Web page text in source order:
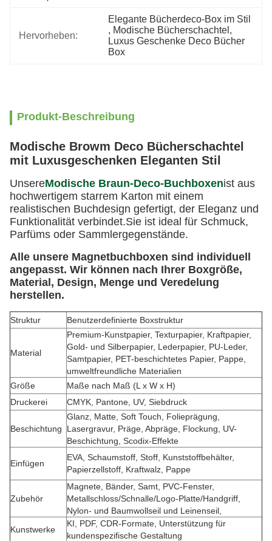
Hervorheben:
Elegante Bücherdeco-Box im Stil
, Modische Bücherschachtel ,
Luxus Geschenke Deco Bücher
Box
Produkt-Beschreibung
Modische Browm Deco Bücherschachtel
mit Luxusgeschenken Eleganten Stil
UnsereModische Braun-Deco-Buchboxenist aus
hochwertigem starrem Karton mit einem
realistischen Buchdesign gefertigt, der Eleganz und
Funktionalität verbindet.Sie ist ideal für Schmuck,
Parfüms oder Sammlergegenstände.
Alle unsere Magnetbuchboxen sind individuell
angepasst. Wir können nach Ihrer Boxgröße,
Material, Design, Menge und Veredelung
herstellen.
Struktur Benutzerdefinierte Boxstruktur
Material
Premium-Kunstpapier, Texturpapier, Kraftpapier,
Gold- und Silberpapier, Lederpapier, PU-Leder,
Samtpapier, PET-beschichtetes Papier, Pappe,
umweltfreundliche Materialien
Größe
Maße nach Maß (L x W x H)
Druckerei
CMYK, Pantone, UV, Siebdruck
Beschichtung
Glanz, Matte, Soft Touch, Folieprägung,
Lasergravur, Präge, Abpräge, Flockung, UV-
Beschichtung, Scodix-Effekte
Einfügen
EVA, Schaumstoff, Stoff, Kunststoffbehälter,
Papierzellstoff, Kraftwalz, Pappe
Zubehör
Magnete, Bänder, Samt, PVC-Fenster,
Metallschloss/Schnalle/Logo-Platte/Handgriff,
Nylon- und Baumwollseil und Leinenseil,
Kunstwerke
KI, PDF, CDR-Formate, Unterstützung für
kundenspezifische Gestaltung